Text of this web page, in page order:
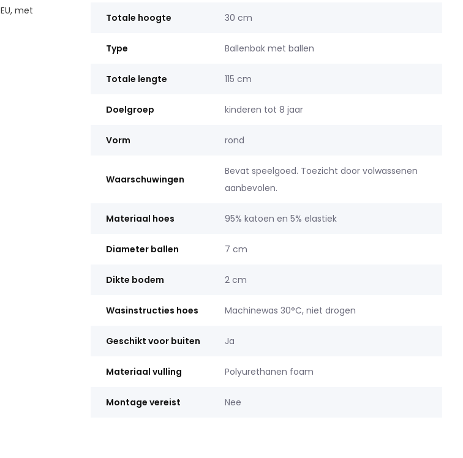
met
Totale hoogte 30 cm
Type Ballenbak met ballen
Totale lengte 115 cm
Doelgroep kinderen tot 8 jaar
Vorm rond
Waarschuwingen
Bevat speelgoed. Toezicht door volwassenen
aanbevolen.
Materiaal hoes 95% katoen en 5% elastiek
Diameter ballen 7 cm
Dikte bodem 2 cm
Wasinstructies hoes Machinewas 30°C, niet drogen
Geschikt voor buiten Ja
Materiaal vulling Polyurethanen foam
Montage vereist Nee